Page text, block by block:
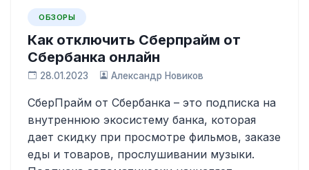
ОБЗОРЫ
Как отключить Сберпрайм от
Сбербанка онлайн
28.01.2023 Александр Новиков
СберПрайм от Сбербанка – это подписка на
внутреннюю экосистему банка, которая
дает скидку при просмотре фильмов, заказе
еды и товаров, прослушивании музыки.